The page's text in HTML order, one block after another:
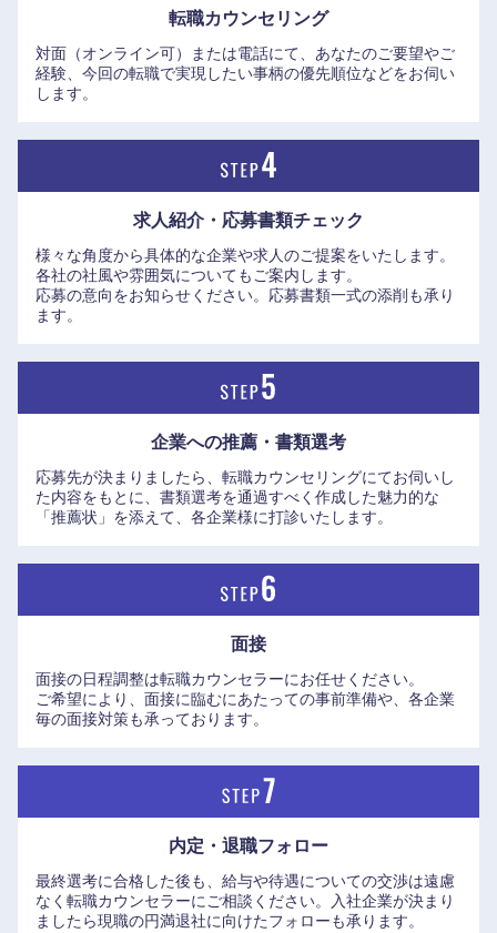
転職カウンセリング
対面（オンライン可）または電話にて、あなたのご要望やご
経験、今回の転職で実現したい事柄の優先順位などをお伺い
します。
求人紹介・応募書類チェック
様々な角度から具体的な企業や求人のご提案をいたします。
各社の社風や雰囲気についてもご案内します。
応募の意向をお知らせください。応募書類一式の添削も承り
ます。
企業への推薦・書類選考
応募先が決まりましたら、転職カウンセリングにてお伺いし
た内容をもとに、書類選考を通過すべく作成した魅力的な
「推薦状」を添えて、各企業様に打診いたします。
面接
面接の日程調整は転職カウンセラーにお任せください。
ご希望により、面接に臨むにあたっての事前準備や、各企業
毎の面接対策も承っております。
内定・退職フォロー
最終選考に合格した後も、給与や待遇についての交渉は遠慮
なく転職カウンセラーにご相談ください。入社企業が決まり
ましたら現職の円満退社に向けたフォローも承ります。
山口県 徳島県
香川県 愛媛県